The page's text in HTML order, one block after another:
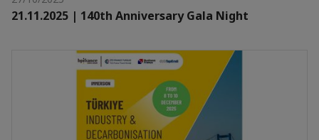
21.11.2025 | 140th Anniversary Gala Night